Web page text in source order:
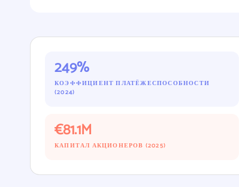
249%
КОЭФФИЦИЕНТ ПЛАТЁЖЕСПОСОБНОСТИ
(2024)
€81.1M
КАПИТАЛ АКЦИОНЕРОВ (2025)